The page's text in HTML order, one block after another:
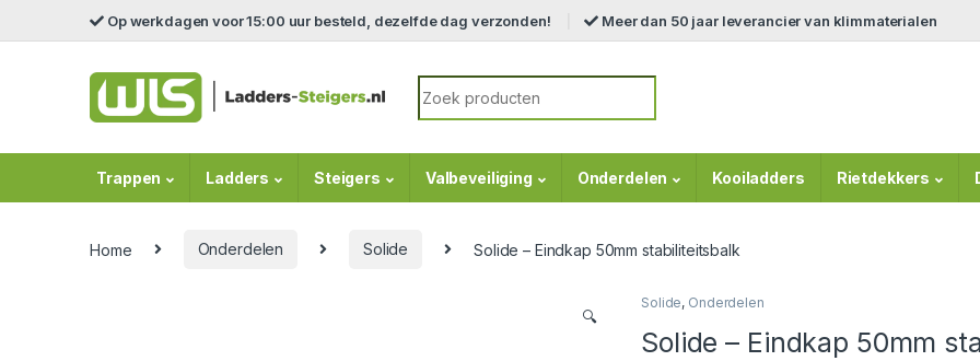
Skip to navigation
Skip to content Op werkdagen voor 15:00 uur besteld, dezelfde dag verzonden! Meer dan 50 jaar leverancier van klimmaterialen
Search for:
Trappen Ladders Steigers Valbeveiliging Onderdelen Kooiladders Rietdekkers
Home Onderdelen Solide Solide – Eindkap 50mm stabiliteitsbalk
🔍
Solide, Onderdelen
Solide – Eindkap 50mm